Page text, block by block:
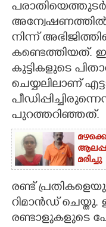
അന്വേഷണത്തിൽ
നിന്ന്
കണ്ടെത്തിയത്.
കുട്ടികളുടെ
ചെയ്യലിലാണ്
പുറത്തറിഞ്ഞത്.
മരിച്ചു
രണ്ട്
റിമാൻഡ്
രണ്ടാളുകളുടെ